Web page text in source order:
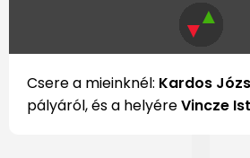
▼▲
Csere a mieinknél: Kardos
pályáról, és a helyéreVincze